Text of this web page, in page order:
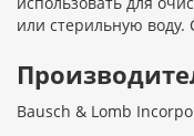
или стерильную воду.
Bausch & Lomb